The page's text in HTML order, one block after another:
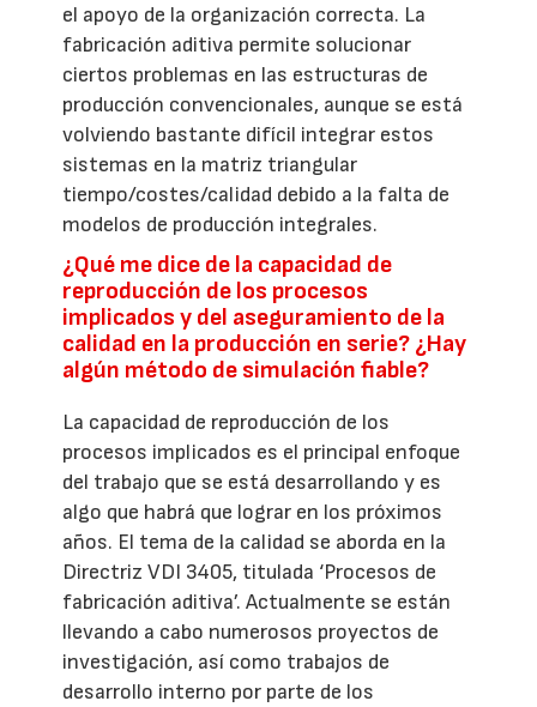
el apoyo de la organización correcta. La
fabricación aditiva permite solucionar
ciertos problemas en las estructuras de
producción convencionales, aunque se está
volviendo bastante difícil integrar estos
sistemas en la matriz triangular
tiempo/costes/calidad debido a la falta de
modelos de producción integrales.
¿Qué me dice de la capacidad de
reproducción de los procesos
implicados y del aseguramiento de la
calidad en la producción en serie? ¿Hay
algún método de simulación fiable?
La capacidad de reproducción de los
procesos implicados es el principal enfoque
del trabajo que se está desarrollando y es
algo que habrá que lograr en los próximos
años. El tema de la calidad se aborda en la
Directriz VDI 3405, titulada ‘Procesos de
fabricación aditiva’. Actualmente se están
llevando a cabo numerosos proyectos de
investigación, así como trabajos de
desarrollo interno por parte de los